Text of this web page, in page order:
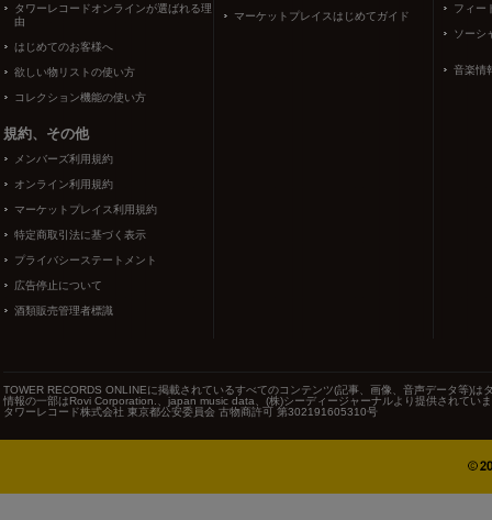
タワーレコードオンラインが選ばれる理
由
はじめてのお客様へ
欲しい物リストの使い方
コレクション機能の使い方
規約、その他
メンバーズ利用規約
オンライン利用規約
マーケットプレイス利用規約
特定商取引法に基づく表示
プライバシーステートメント
広告停止について
酒類販売管理者標識
マーケットプレイスはじめてガイド
フィー
ソーシ
音楽情
TOWER RECORDS ONLINEに掲載されているすべてのコンテンツ(記事、画像、音声データ等)
情報の一部はRovi Corporation.、japan music data、(株)シーディージャーナルより提供されてい
タワーレコード株式会社 東京都公安委員会 古物商許可 第302191605310号